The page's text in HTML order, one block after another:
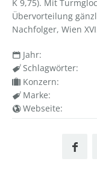
K 9,75). Mit
Übervorteilung
Nachfolger, Wien
Jahr:
Schlagwörter:
Konzern:
Marke:
Webseite: